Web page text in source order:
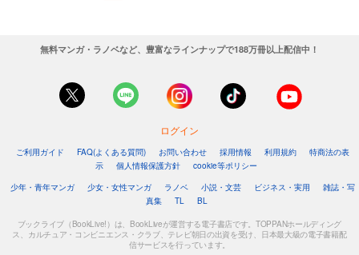
無料マンガ・ラノベなど、豊富なラインナップで188万冊以上配信中！
ログイン
ご利用ガイド FAQ(よくある質問) お問い合わせ 採用情報 利用規約
特商法の表
示
個人情報保護方針
cookie等ポリシー
少年・青年マンガ
少女・女性マンガ ラノベ 小説・文芸 ビジネス・実用
雑誌・写
真集
TL BL
ブックライブ（BookLive!）は、BookLiveが運営する電子書店です。TOPPANホールディング
ス、カルチュア・コンビニエンス・クラブ、テレビ朝日の出資を受け、日本最大級の電子書籍配
信サービスを行っています。